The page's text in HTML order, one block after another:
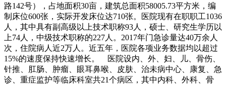
路142号），占地面积30亩，建筑总面积58005.73平方米，编
制床位600张，实际开发床位达710张。医院现有在职职工1036
人，其中具有副高级以上技术职称93人，硕士、研究生学历以
上74人，中级技术职称的227人。2017年门急诊量达40万余人
次，住院病人近2万人。近五年，医院各项业务数据均以超过
15%的速度保持快速增长。 医院设内、外、妇、儿、骨伤、
针推、肛肠、肿瘤、眼耳鼻喉、皮肤、治未病中心、康复、急
诊、重症监护等临床科室共21个病区，其中内科、外科、骨